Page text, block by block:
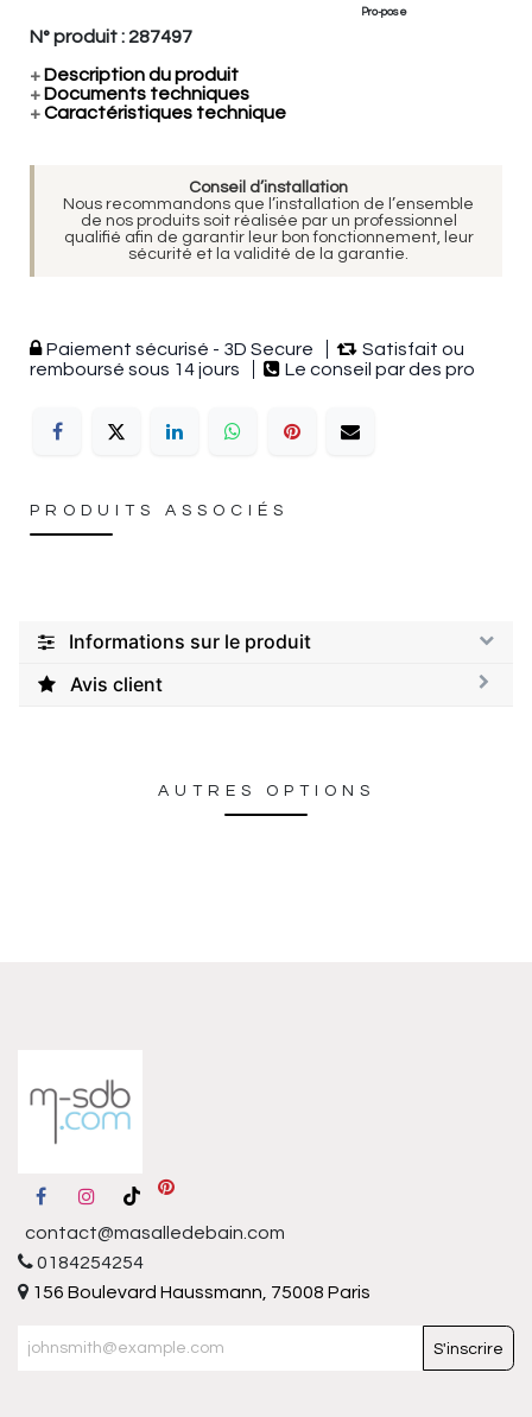
Pro-pose
N° produit : 287497
+ Description du produit
+ Documents techniques
+Caractéristiques technique
Conseil d’installation
Nous recommandons que l’installation de l’ensemble
de nos produits soit réalisée par un professionnel
qualifié afin de garantir leur bon fonctionnement, leur
sécurité et la validité de la garantie.
Paiement sécurisé - 3D Secure
Satisfait ou
remboursé sous 14 jours
Le conseil par des pro
PRODUITS ASSOCIÉS
Informations sur le produit
Avis client
AUTRES OPTIONS
contact@masalledebain.com
0184254254
156 Boulevard Haussmann, 75008 Paris
S'inscrire